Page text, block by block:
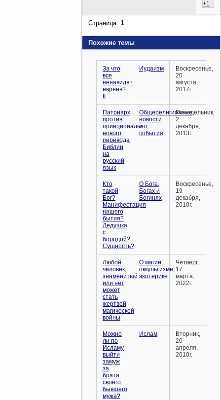
+1
Страница:1
Похожие темы
За что
все
ненавидят
евреев?
Иудаизм
Воскресенье,
20
августа,
2017г.
Патриарх
против
принципиально
нового
перевода
Библии
на
русский
язык
Общерелигиозные
новости
и
события
Понедельник,
2
декабря,
2013г.
Кто
такой
Бог?
Манифестация
нашего
бытия?
Дедушка
с
бородой?
Сущность?
О Боге,
Богах и
Богинях
Воскресенье,
19
декабря,
2010г.
Любой
человек,
знаменитый
или нет
может
стать
жертвой
магической
войны
О магии,
оккультизме,
эзотерике
Четверг,
17
марта,
2022г.
Можно
ли по
Исламу
выйти
замуж
за
брата
своего
бывшего
мужа?
Ислам
Вторник,
20
апреля,
2010г.